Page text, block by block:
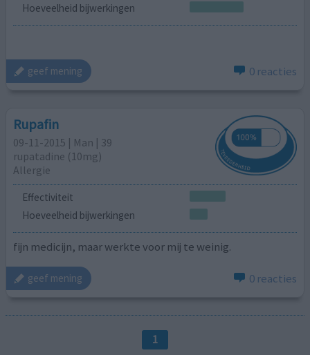
Hoeveelheid bijwerkingen
geef mening 0 reacties
Rupafin
09-11-2015 | Man | 39
rupatadine (10mg)
Allergie
Effectiviteit
Hoeveelheid bijwerkingen
fijn medicijn, maar werkte voor mij te weinig.
geef mening 0 reacties
1